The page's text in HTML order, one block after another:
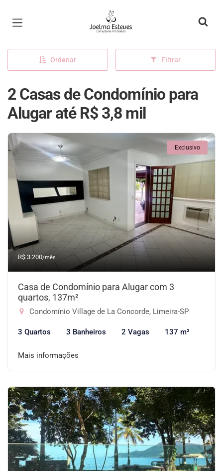
Página inicial
Ordenar Filtrar
2 Casas de Condomínio para
Alugar até R$ 3,8 mil
Exclusivo
R$ 3.200/mês
Casa de Condomínio para Alugar com 3
quartos, 137m²
Condomínio Village de La Concorde, Limeira-SP
3 Quartos 3 Banheiros 2 Vagas 137 m²
Mais informações